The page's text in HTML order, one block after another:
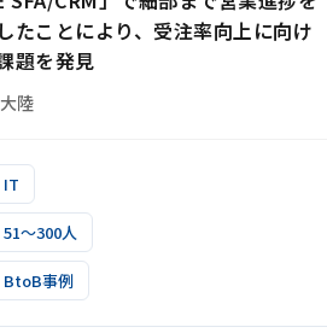
たことにより、受注率向上に向け
題を発見
陸
IT
51～300人
BtoB事例